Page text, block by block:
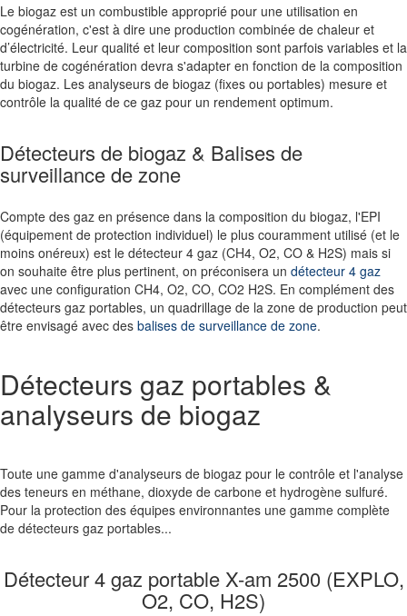
Le biogaz est un combustible approprié pour une utilisation en
cogénération, c'est à dire une production combinée de chaleur et
d’électricité. Leur qualité et leur composition sont parfois variables et la
turbine de cogénération devra s'adapter en fonction de la composition
du biogaz. Les analyseurs de biogaz (fixes ou portables) mesure et
contrôle la qualité de ce gaz pour un rendement optimum.
Détecteurs de biogaz & Balises de
surveillance de zone
Compte des gaz en présence dans la composition du biogaz, l'EPI
(équipement de protection individuel) le plus couramment utilisé (et le
moins onéreux) est le détecteur 4 gaz (CH4, O2, CO & H2S) mais si
on souhaite être plus pertinent, on préconisera un détecteur 4 gaz
avec une configuration CH4, O2, CO, CO2 H2S. En complément des
détecteurs gaz portables, un quadrillage de la zone de production peut
être envisagé avec des balises de surveillance de zone.
Détecteurs gaz portables &
analyseurs de biogaz
Toute une gamme d'analyseurs de biogaz pour le contrôle et l'analyse
des teneurs en méthane, dioxyde de carbone et hydrogène sulfuré.
Pour la protection des équipes environnantes une gamme complète
de détecteurs gaz portables...
Détecteur 4 gaz portable X-am 2500 (EXPLO,
O2, CO, H2S)